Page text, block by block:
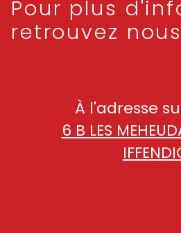
Pour plus
retrouvez
À l'adresse
6 B LES